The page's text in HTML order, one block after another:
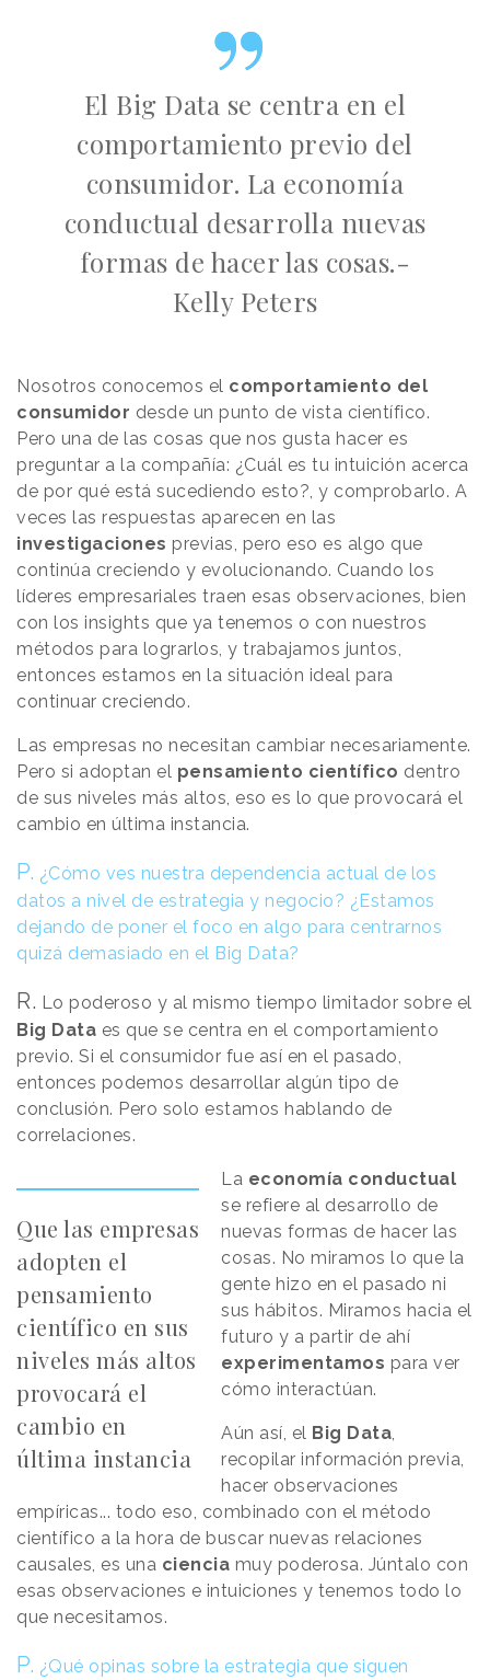
El Big Data se centra en el
comportamiento previo del
consumidor. La economía
conductual desarrolla nuevas
formas de hacer las cosas.-
Kelly Peters
Nosotros conocemos el comportamiento del
consumidor desde un punto de vista científico.
Pero una de las cosas que nos gusta hacer es
preguntar a la compañía: ¿Cuál es tu intuición acerca
de por qué está sucediendo esto?, y comprobarlo. A
veces las respuestas aparecen en las
investigaciones previas, pero eso es algo que
continúa creciendo y evolucionando. Cuando los
líderes empresariales traen esas observaciones, bien
con los insights que ya tenemos o con nuestros
métodos para lograrlos, y trabajamos juntos,
entonces estamos en la situación ideal para
continuar creciendo.
Las empresas no necesitan cambiar necesariamente.
Pero si adoptan el pensamiento científico dentro
de sus niveles más altos, eso es lo que provocará el
cambio en última instancia.
P. ¿Cómo ves nuestra dependencia actual de los
datos a nivel de estrategia y negocio? ¿Estamos
dejando de poner el foco en algo para centrarnos
quizá demasiado en el Big Data?
R. Lo poderoso y al mismo tiempo limitador sobre el
Big Data es que se centra en el comportamiento
previo. Si el consumidor fue así en el pasado,
entonces podemos desarrollar algún tipo de
conclusión. Pero solo estamos hablando de
correlaciones.
Que las empresas
adopten el
pensamiento
científico en sus
niveles más altos
provocará el
cambio en
última instancia
La economía conductual
se refiere al desarrollo de
nuevas formas de hacer las
cosas. No miramos lo que la
gente hizo en el pasado ni
sus hábitos. Miramos hacia el
futuro y a partir de ahí
experimentamos para ver
cómo interactúan.
Aún así, el Big Data,
recopilar información previa,
hacer observaciones
empíricas... todo eso, combinado con el método
científico a la hora de buscar nuevas relaciones
causales, es una ciencia muy poderosa. Júntalo con
esas observaciones e intuiciones y tenemos todo lo
que necesitamos.
P. ¿Qué opinas sobre la estrategia que siguen